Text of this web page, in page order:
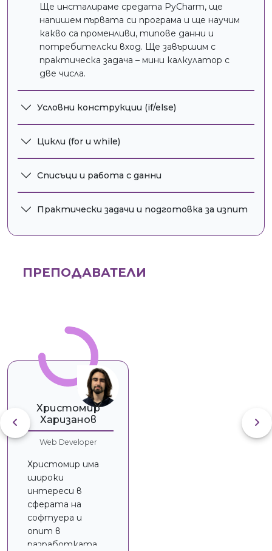
Ще инсталираме средата PyCharm, ще
напишем първата си програма и ще научим
какво са променливи, типове данни и
потребителски вход. Ще завършим с
практическа задача – мини калкулатор с
две числа.
Условни конструкции (if/else)
Цикли (for и while)
Списъци и работа с данни
Практически задачи и подготовка за изпит
ПРЕПОДАВАТЕЛИ
ХХ
Христомир
Харизанов
Web Developer
Христомир има
широки
интереси в
сферата на
софтуера и
опит в
разработката